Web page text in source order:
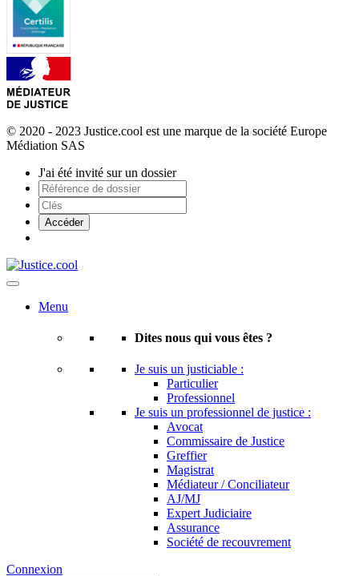
© 2020 - 2023 Justice.cool est une marque de la société Europe
Médiation SAS
J'ai été invité sur un dossier
Menu
Dites nous qui vous êtes ?
Je suis un justiciable :
Particulier
Professionnel
Je suis un professionnel de justice :
Avocat
Commissaire de Justice
Greffier
Magistrat
Médiateur / Conciliateur
AJ/MJ
Expert Judiciaire
Assurance
Société de recouvrement
Connexion